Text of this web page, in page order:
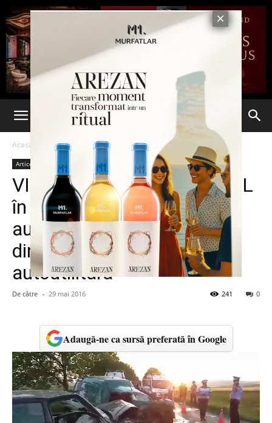
Acasă Articole
Articole
VIDEO. ACCIDENT MORTAL
în Botoșani. Două persoane
au murit în urma impactului
dintre o mașină și o
autoutilitară
De către - 29 mai 2016 0
241
Adaugă-ne ca sursă preferată în Google